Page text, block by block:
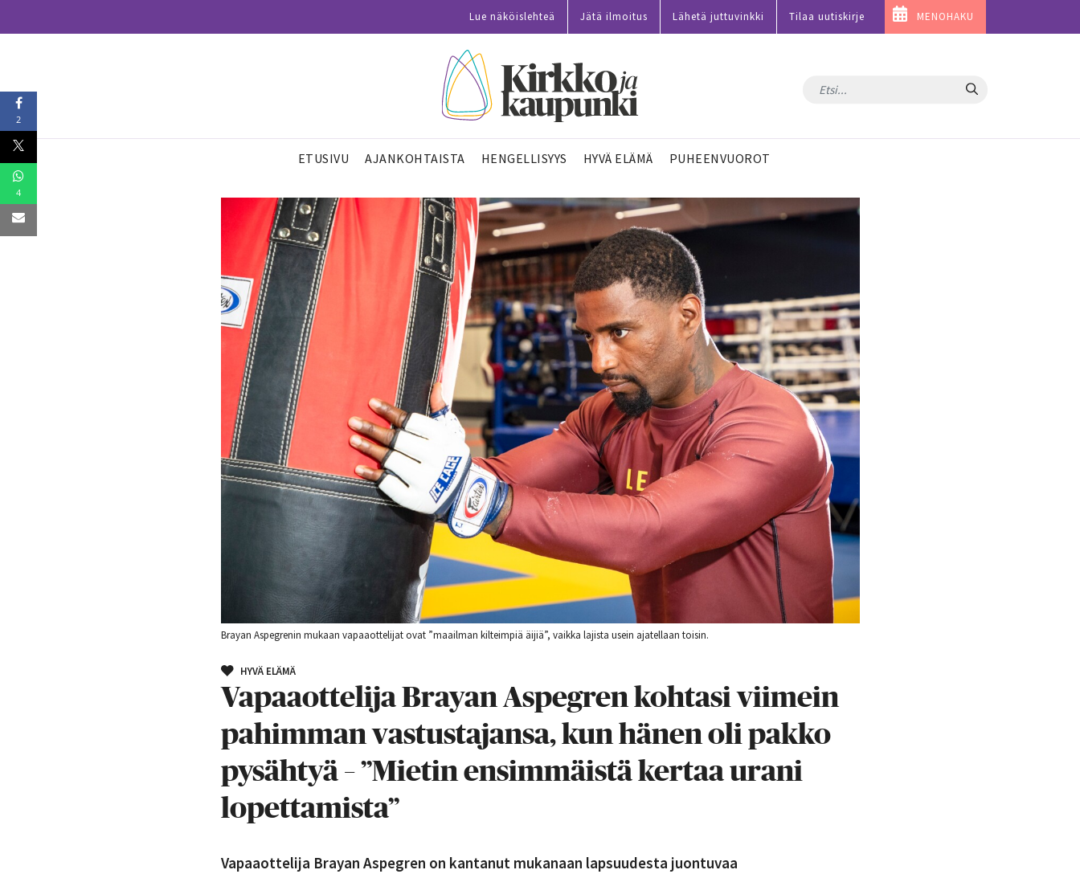
Lue näköislehteä Jätä ilmoitus Lähetä juttuvinkki Tilaa uutiskirje MENOHAKU
Hae
ETUSIVU AJANKOHTAISTA HENGELLISYYS HYVÄ ELÄMÄ PUHEENVUOROT
Brayan Aspegrenin mukaan vapaaottelijat ovat ”maailman kilteimpiä äijiä”, vaikka lajista usein ajatellaan toisin.
HYVÄ ELÄMÄ
Vapaaottelija Brayan Aspegren kohtasi viimein
pahimman vastustajansa, kun hänen oli pakko
pysähtyä – ”Mietin ensimmäistä kertaa urani
lopettamista”
Vapaaottelija Brayan Aspegren on kantanut mukanaan lapsuudesta juontuvaa
2
4